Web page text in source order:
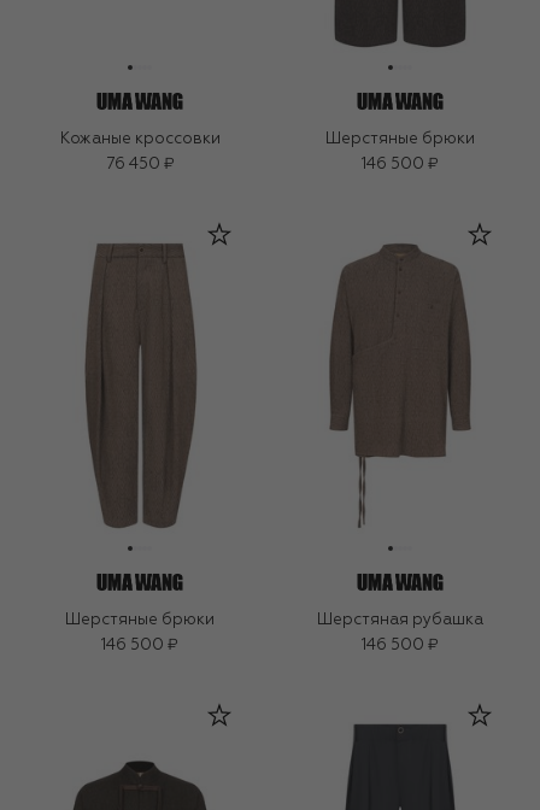
Кожаные кроссовки
76 450 ₽
Шерстяные брюки
146 500 ₽
Шерстяные брюки
146 500 ₽
Шерстяная рубашка
146 500 ₽